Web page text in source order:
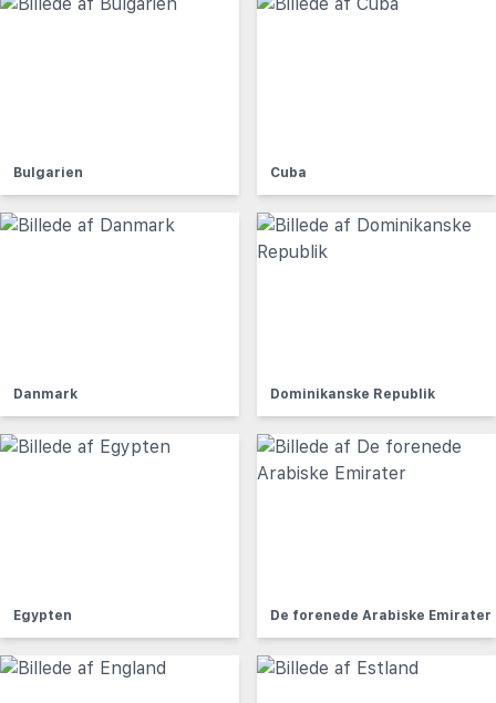
Bulgarien Cuba
Danmark Dominikanske Republik
Egypten De forenede Arabiske Emirater